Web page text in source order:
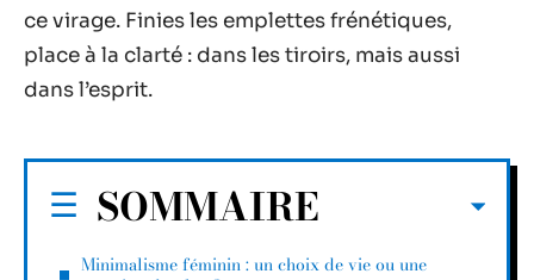
ce virage. Finies les emplettes frénétiques,
place à la clarté : dans les tiroirs, mais aussi
dans l’esprit.
SOMMAIRE
Minimalisme féminin : un choix de vie ou une